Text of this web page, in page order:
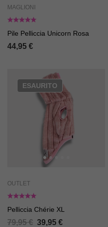
MAGLIONI
Pile Pelliccia Unicorn Rosa
44,95 €
ESAURITO
OUTLET
Pelliccia Chérie XL
79,95€ 39,95 €